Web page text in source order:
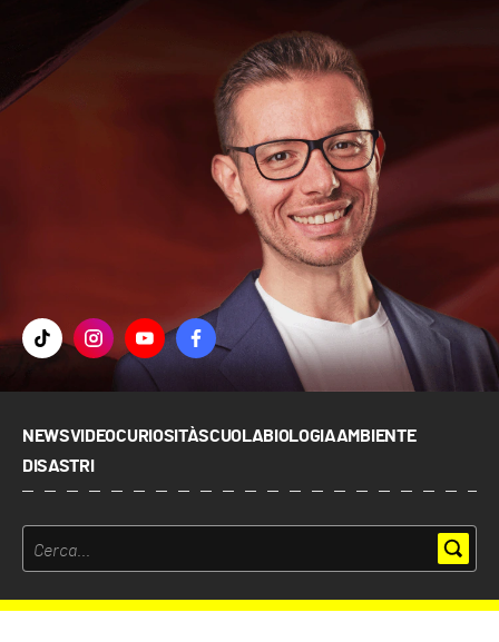
NEWSVIDEOCURIOSITÀSCUOLABIOLOGIAAMBIENTE
DISASTRI